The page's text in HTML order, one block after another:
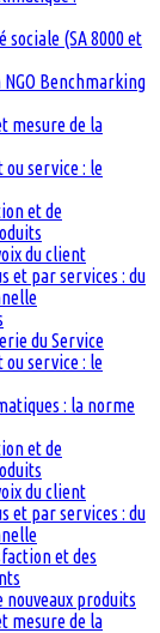
(SA 8000 et
Benchmarking
mesure de la
ou service : le
et de
du client
et par services : du
du Service
ou service : le
: la norme
et de
du client
et par services : du
et des
nouveaux produits
mesure de la